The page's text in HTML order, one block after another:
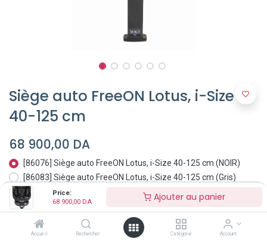
Price:
68 900,00 DA Ajouter au panier
Accueil Rechercher Catégorie Account
Siège auto FreeON Lotus, i-Size
40-125 cm
68 900,00 DA
[86076] Siège auto FreeON Lotus, i-Size 40-125 cm (NOIR)
[86083] Siège auto FreeON Lotus, i-Size 40-125 cm (Gris)